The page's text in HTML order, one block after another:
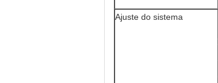
Ajuste do sistema